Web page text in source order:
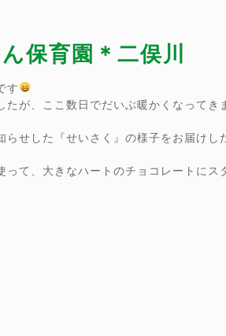
保育園＊二俣川
す
が、ここ数日でだいぶ暖かくなってき
せした『せいさく』の様子をお届けし
って、大きなハートのチョコレートにス